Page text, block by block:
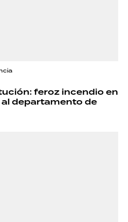
feroz incendio en
departamento de